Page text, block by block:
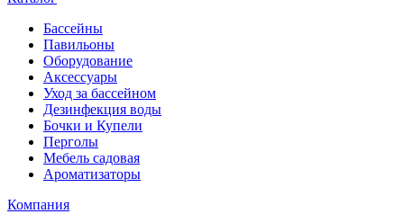
Бассейны
Павильоны
Оборудование
Аксессуары
Уход за бассейном
Дезинфекция воды
Бочки и Купели
Перголы
Мебель садовая
Ароматизаторы
Компания